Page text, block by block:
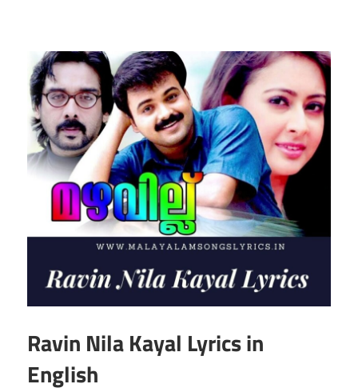
Ravin Nila Kayal Lyrics in
English